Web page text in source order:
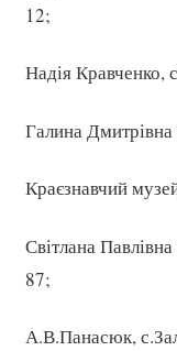
12;
Надія Кравченко,
Галина
Краєзнавчий
Світлана
87;
А.В.Панасюк,